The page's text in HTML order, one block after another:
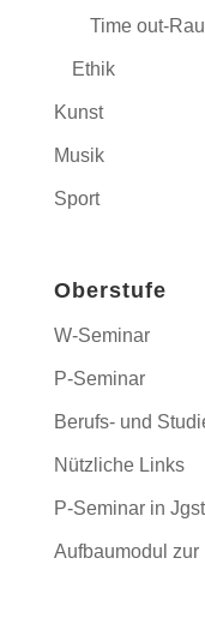
Time out-
Ethik
Kunst
Musik
Sport
Oberstufe
W-Seminar
P-Seminar
Berufs- und
Nützliche Links
P-Seminar in
Aufbaumodul zur